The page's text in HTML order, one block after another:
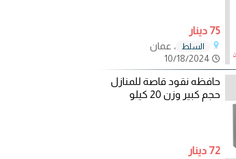
75 دينار
السلط
، عمان
10/18/2024
حافظه نقود قاصة للمنازل
حجم كبير وزن 20 كيلو
72 دينار